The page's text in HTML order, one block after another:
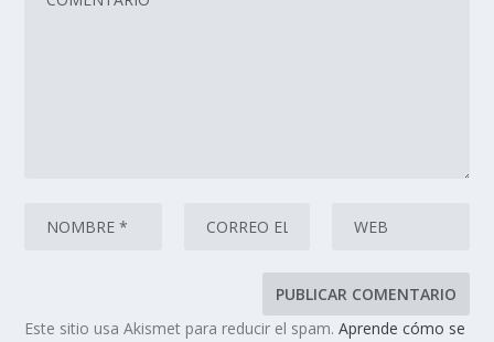
Este sitio usa Akismet para reducir el spam.Aprende cómo se